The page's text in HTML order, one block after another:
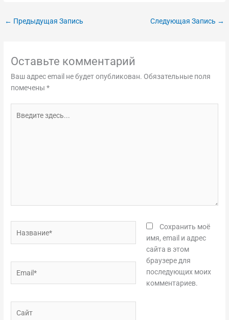
← Предыдущая Запись Следующая Запись →
Оставьте комментарий
Ваш адрес email не будет опубликован. Обязательные поля
помечены*
здесь...
Сохранить моё
имя, email и адрес
сайта в этом
браузере для
последующих моих
комментариев.